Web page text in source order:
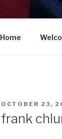
Home
POSTED
OCTOBER 23,
frank